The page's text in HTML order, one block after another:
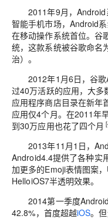
2011年9月，
智能手机市场，Android
在移动操作系统首位。谷
统，这款系统被谷歌命名
治）。
2012年1月6日，谷
过40万活跃的应用，大
应用程序商店目录在新年
应用仅4个月。在2011年
到30万应用也花了四个月
2013年11月1日，
Android4.4提供了各种实
加更多的Emoji表情图案
HelloiOS7半透明效果。
2014第一季度
42.8%，首度超越iOS。